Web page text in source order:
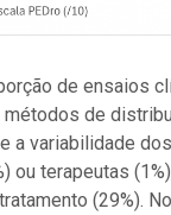
de ensaios
de
a variabilidade
ou terapeutas
(29%).